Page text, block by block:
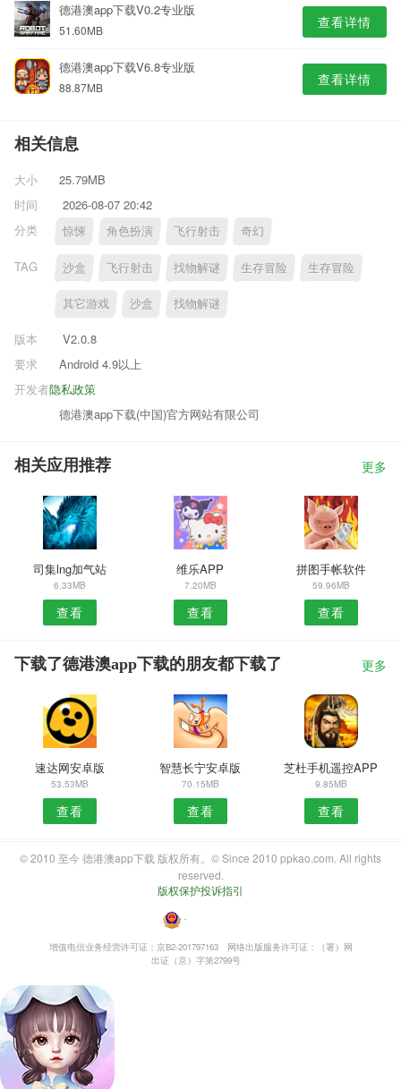
德港澳app下载V0.2专业版
51.60MB 查看详情
德港澳app下载V6.8专业版
88.87MB 查看详情
相关信息
大小
25.79MB
时间
2026-08-07 20:42
分类
惊悚 角色扮演 飞行射击 奇幻
TAG 沙盒 飞行射击 找物解谜 生存冒险 生存冒险
其它游戏 沙盒 找物解谜
版本
V2.0.8
要求
Android 4.9以上
隐私政策
开发者
德港澳app下载(中国)官方网站有限公司
相关应用推荐 更多
司集lng加气站
6.33MB
查看
维乐APP
7.20MB
查看
拼图手帐软件
59.96MB
查看
下载了德港澳app下载的朋友都下载了 更多
速达网安卓版
53.53MB
查看
智慧长宁安卓版
70.15MB
查看
芝杜手机遥控APP
9.85MB
查看
© 2010 至今 德港澳app下载 版权所有。© Since 2010 ppkao.com. All rights
reserved.
版权保护投诉指引
・
增值电信业务经营许可证：京B2-201797163
网络出版服务许可证：（署）网
出证（京）字第2799号